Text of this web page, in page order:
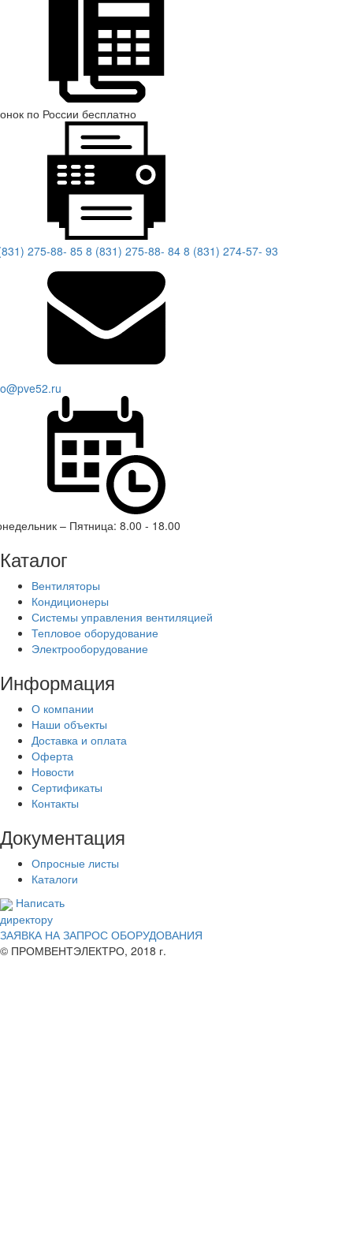
по России бесплатно
275-88- 85 8 (831) 275-88- 84 8 (831) 274-57- 93
– Пятница: 8.00 - 18.00
Каталог
Вентиляторы
Кондиционеры
Системы управления вентиляцией
Тепловое оборудование
Электрооборудование
Информация
О компании
Наши объекты
Доставка и оплата
Оферта
Новости
Сертификаты
Контакты
Документация
Опросные листы
Каталоги
Написать
директору
ЗАЯВКА НА ЗАПРОС ОБОРУДОВАНИЯ
© ПРОМВЕНТЭЛЕКТРО, 2018 г.